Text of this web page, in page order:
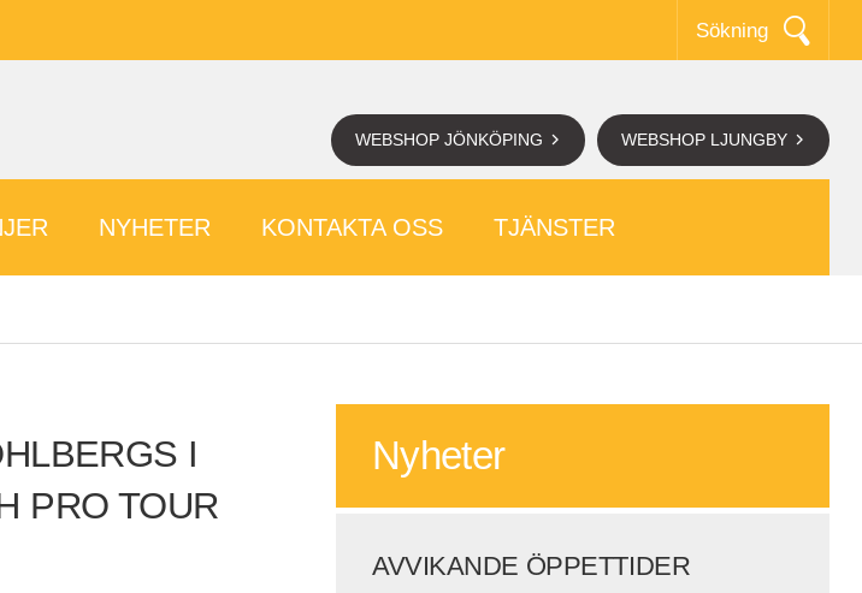
Sökning
WEBSHOP LJUNGBY
WEBSHOP JÖNKÖPING
NYHETER KONTAKTA OSS TJÄNSTER
I
PRO TOUR
Nyheter
AVVIKANDE ÖPPETTIDER